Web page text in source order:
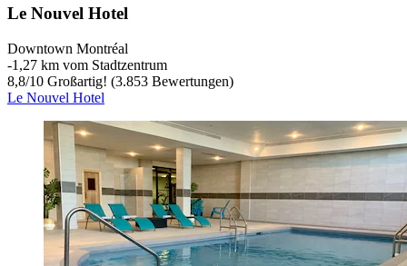
Le Nouvel Hotel
Downtown Montréal
‐1,27 km vom Stadtzentrum
8,8/10 Großartig! (3.853 Bewertungen)
Le Nouvel Hotel